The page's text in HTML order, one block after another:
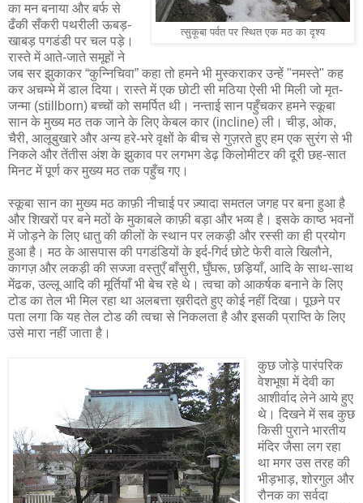
त्सुकूबा पर्वत पर स्थित एक मठ का दृश्य
का मन बनाया और बर्फ से
ढँकी सँकरी पथरीली ऊबड़-
खाबड़ पगडंडी पर चल पड़े।
रास्ते में आते-जाते समूहों ने
जब सर झुकाकर “कुन्निचिवा” कहा तो हमने भी मुस्कराकर उन्हें "नमस्ते" कह
कर अचम्भे में डाल दिया। रास्ते में एक छोटी सी मठिया ऐसी भी मिली जो मृत-
जन्मा (stillborn) बच्चों को समर्पित थी। नन्ताई सान पहुँचकर हमने स्कूबा
सान के मुख्य मठ तक जाने के लिए केबल कार (incline) ली। चीड़, ओक,
चैरी, आलूबुखारे और अन्य हरे-भरे वृक्षों के बीच से गुज़रते हुए हम एक सुरंग से भी
निकले और तेंतीस अंश के झुकाव पर लगभग डेढ़ किलोमीटर की दूरी छह-सात
मिनट में पूर्ण कर मुख्य मठ तक पहुँच गए।
स्कूबा सान का मुख्य मठ काफ़ी नीचाई पर ज़्यादा समतल जगह पर बना हुआ है
और शिखरों पर बने मठों के मुकाबले काफ़ी बड़ा और भव्य है। इसके काष्ठ भवनों
में जोड़ने के लिए धातु की कीलों के स्थान पर लकड़ी और रस्सी का ही प्रयोग
हुआ है। मठ के आसपास की पगडंडियों के इर्द-गिर्द छोटे फेरी वाले खिलौने,
कागज़ और लकड़ी की सज्जा वस्तुएँ बाँसुरी, घुँघरू, छड़ियाँ, आदि के साथ-साथ
मेंढक, उल्लू आदि की मूर्तियाँ भी बेच रहे थे। त्वचा को आकर्षक बनाने के लिए
टोड का तेल भी मिल रहा था अलबत्ता ख़रीदते हुए कोई नहीं दिखा। पूछने पर
पता लगा कि यह तेल टोड की त्वचा से निकलता है और इसकी प्राप्ति के लिए
उसे मारा नहीं जाता है।
कुछ जोड़े पारंपरिक
वेशभूषा में देवी का
आशीर्वाद लेने आये हुए
थे। दिखने में सब कुछ
किसी पुराने भारतीय
मंदिर जैसा लग रहा
था मगर उस तरह की
भीड़भाड़, शोरगुल और
रौनक का सर्वदा